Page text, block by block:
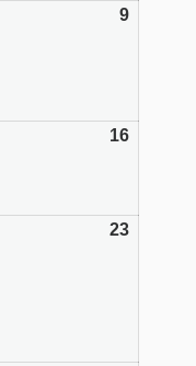
9
16
23